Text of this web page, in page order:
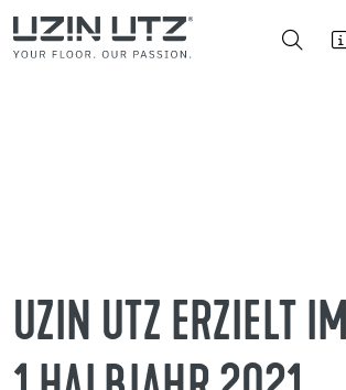
UZIN UTZ ERZIELT IM